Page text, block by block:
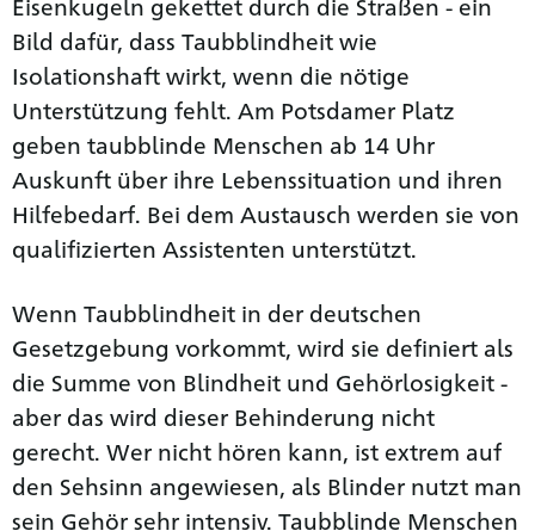
Bild dafür, dass Taubblindheit wie
Isolationshaft wirkt, wenn die nötige
Unterstützung fehlt. Am Potsdamer Platz
geben taubblinde Menschen ab 14 Uhr
Auskunft über ihre Lebenssituation und ihren
Hilfebedarf. Bei dem Austausch werden sie von
qualifizierten Assistenten unterstützt.
Wenn Taubblindheit in der deutschen
Gesetzgebung vorkommt, wird sie definiert als
die Summe von Blindheit und Gehörlosigkeit -
aber das wird dieser Behinderung nicht
gerecht. Wer nicht hören kann, ist extrem auf
den Sehsinn angewiesen, als Blinder nutzt man
sein Gehör sehr intensiv. Taubblinde Menschen